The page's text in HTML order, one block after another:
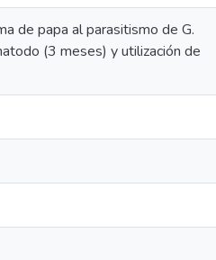
de papa al parasitismo de G.
(3 meses) y utilización de